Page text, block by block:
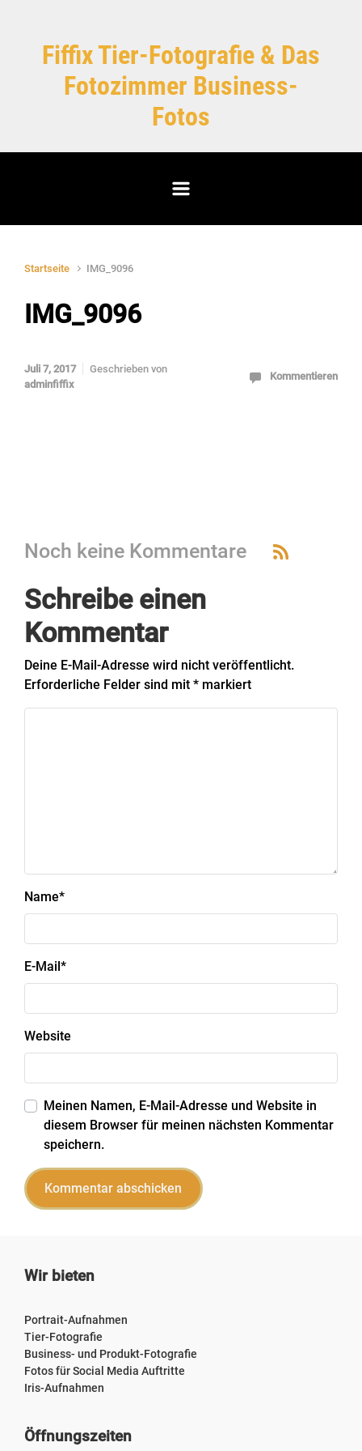
Fiffix Tier-Fotografie & Das
Fotozimmer Business-
Fotos
Startseite IMG_9096
IMG_9096
Juli 7, 2017
Geschrieben von
adminfiffix
Kommentieren
Noch keine Kommentare
Schreibe einen
Kommentar
Deine E-Mail-Adresse wird nicht veröffentlicht.
Erforderliche Felder sind mit * markiert
Name*
E-Mail*
Website
Meinen Namen, E-Mail-Adresse und Website in
diesem Browser für meinen nächsten Kommentar
speichern.
Wir bieten
Portrait-Aufnahmen
Tier-Fotografie
Business- und Produkt-Fotografie
Fotos für Social Media Auftritte
Iris-Aufnahmen
Öffnungszeiten